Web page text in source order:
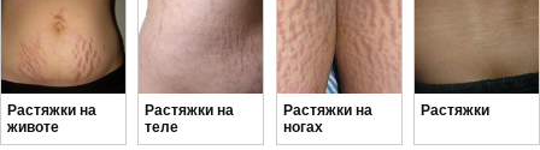
Растяжки на
животе
Растяжки на
теле
Растяжки на
ногах
Растяжки